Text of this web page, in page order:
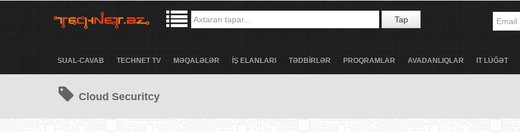
Tap
SUAL-CAVAB TECHNET TV MƏQALƏLƏR İŞ ELANLARI TƏDBİRLƏR PROQRAMLAR AVADANLIQLAR IT LÜĞƏT
Cloud Securitcy